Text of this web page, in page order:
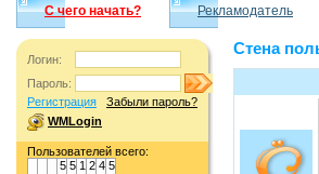
С чего начать? Рекламодатель
Логин:
Пароль:
Регистрация
Забыли пароль?
WMLogin
Пользователей всего:
5 5 1 2 4 5
Стена